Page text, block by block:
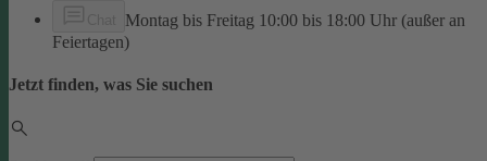
Montag bis Freitag 10:00 bis 18:00 Uhr (außer an
Feiertagen)
Jetzt finden, was Sie suchen